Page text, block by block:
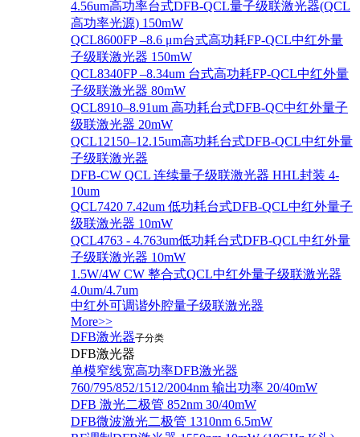
4.56um高功率台式DFB-QCL量子级联激光器(QCL
高功率光源) 150mW
QCL8600FP –8.6 μm台式高功耗FP-QCL中红外量
子级联激光器 150mW
QCL8340FP –8.34um 台式高功耗FP-QCL中红外量
子级联激光器 80mW
QCL8910–8.91um 高功耗台式DFB-QC中红外量子
级联激光器 20mW
QCL12150–12.15um高功耗台式DFB-QCL中红外量
子级联激光器
DFB-CW QCL 连续量子级联激光器 HHL封装 4-
10um
QCL7420 7.42um 低功耗台式DFB-QCL中红外量子
级联激光器 10mW
QCL4763 - 4.763um低功耗台式DFB-QCL中红外量
子级联激光器 10mW
1.5W/4W CW 整合式QCL中红外量子级联激光器
4.0um/4.7um
中红外可调谐外腔量子级联激光器
More>>
DFB激光器子分类
DFB激光器
单模窄线宽高功率DFB激光器
760/795/852/1512/2004nm 输出功率 20/40mW
DFB 激光二极管 852nm 30/40mW
DFB微波激光二极管 1310nm 6.5mW